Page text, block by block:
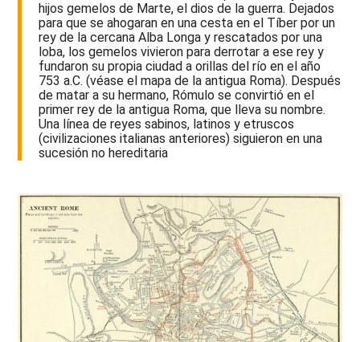
hijos gemelos de Marte, el dios de la guerra. Dejados
para que se ahogaran en una cesta en el Tíber por un
rey de la cercana Alba Longa y rescatados por una
loba, los gemelos vivieron para derrotar a ese rey y
fundaron su propia ciudad a orillas del río en el año
753 a.C. (véase el mapa de la antigua Roma). Después
de matar a su hermano, Rómulo se convirtió en el
primer rey de la antigua Roma, que lleva su nombre.
Una línea de reyes sabinos, latinos y etruscos
(civilizaciones italianas anteriores) siguieron en una
sucesión no hereditaria